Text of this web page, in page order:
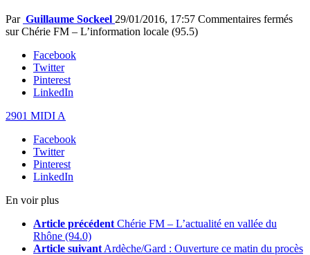
Par Guillaume Sockeel 29/01/2016, 17:57 Commentaires fermés
sur Chérie FM – L’information locale (95.5)
Facebook
Twitter
Pinterest
LinkedIn
2901 MIDI A
Facebook
Twitter
Pinterest
LinkedIn
En voir plus
Article précédent Chérie FM – L’actualité en vallée du
Rhône (94.0)
Article suivant Ardèche/Gard : Ouverture ce matin du procès